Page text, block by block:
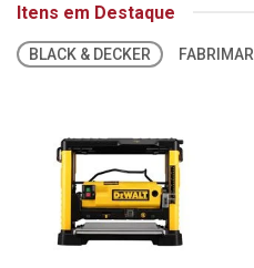
Itens em Destaque
BLACK & DECKER FABRIMAR